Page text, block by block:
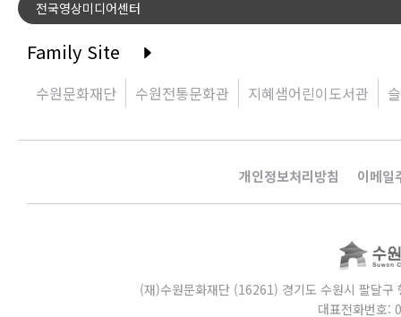
Family Site
수원문화재단 수원전통문화관 지혜샘어린이도서관
개인정보처리방침 이메일
전국영상미디어센터
(재)수원문화재단 (16261) 경기도 수원시 팔달
대표전화번호